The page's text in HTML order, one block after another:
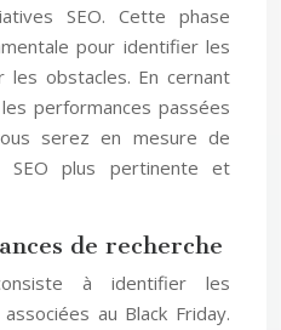
SEO. Cette phase
pour identifier les
obstacles. En cernant
performances passées
serez en mesure de
SEO plus pertinente et
de recherche
à identifier les
au Black Friday.